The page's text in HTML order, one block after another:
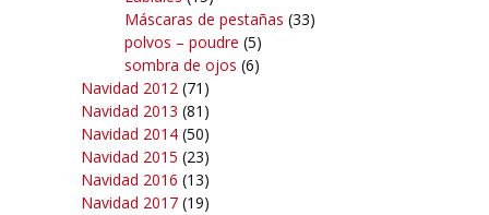
Máscaras de pestañas (33)
polvos – poudre (5)
sombra de ojos (6)
Navidad 2012 (71)
Navidad 2013 (81)
Navidad 2014 (50)
Navidad 2015 (23)
Navidad 2016 (13)
Navidad 2017 (19)